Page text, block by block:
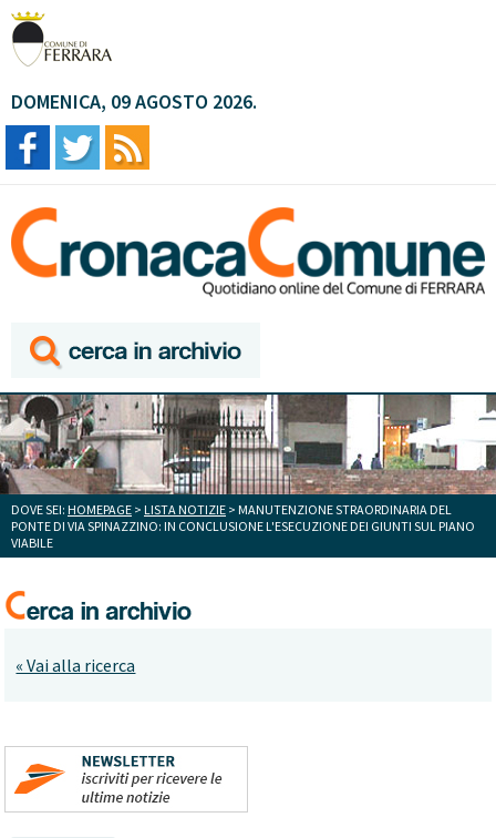
DOMENICA, 09 AGOSTO 2026.
DOVE SEI: HOMEPAGE > LISTA NOTIZIE > MANUTENZIONE STRAORDINARIA DEL
PONTE DI VIA SPINAZZINO: IN CONCLUSIONE L'ESECUZIONE DEI GIUNTI SUL PIANO
VIABILE
« Vai alla ricerca